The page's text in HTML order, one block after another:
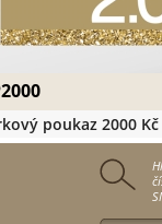
poukaz 2000 Kč